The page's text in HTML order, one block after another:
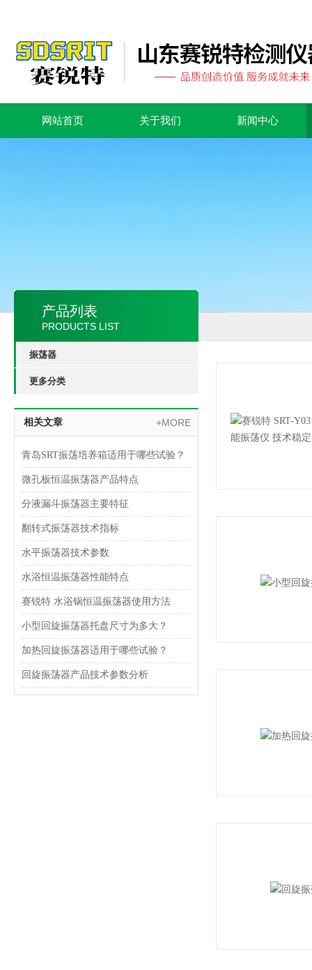
网站首页 关于我们 新闻中心
产品列表
PRODUCTS LIST
振荡器
更多分类
相关文章 +MORE
青岛SRT振荡培养箱适用于哪些试验？
微孔板恒温振荡器产品特点
分液漏斗振荡器主要特征
翻转式振荡器技术指标
水平振荡器技术参数
水浴恒温振荡器性能特点
赛锐特 水浴锅恒温振荡器使用方法
小型回旋振荡器托盘尺寸为多大？
加热回旋振荡器适用于哪些试验？
回旋振荡器产品技术参数分析